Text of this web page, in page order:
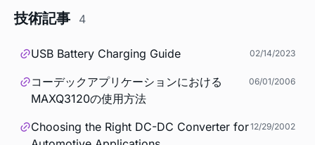
技術記事 4
USB Battery Charging Guide 02/14/2023
コーデックアプリケーションにおける
MAXQ3120の使用方法
06/01/2006
Choosing the Right DC-DC Converter for12/29/2002